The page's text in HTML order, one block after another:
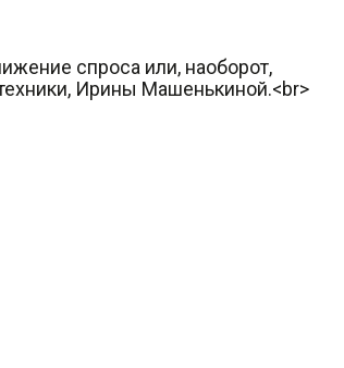
спроса или, наоборот,
Ирины Машенькиной.<br>